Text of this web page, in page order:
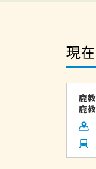
現
鹿
鹿